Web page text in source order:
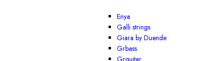
Enya
Galli strings
Giara by Duende
Grbass
Grguitar